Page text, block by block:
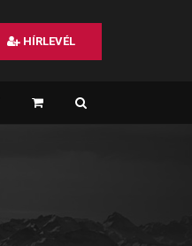
HÍRLEVÉL